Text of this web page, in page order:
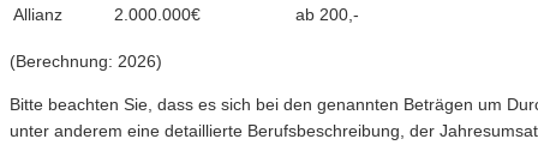
Allianz
2.000.000€ ab 200,-
(Berechnung: 2026)
Bitte beachten Sie, dass es sich bei den genannten Beträgen um
unter anderem eine detaillierte Berufsbeschreibung, der